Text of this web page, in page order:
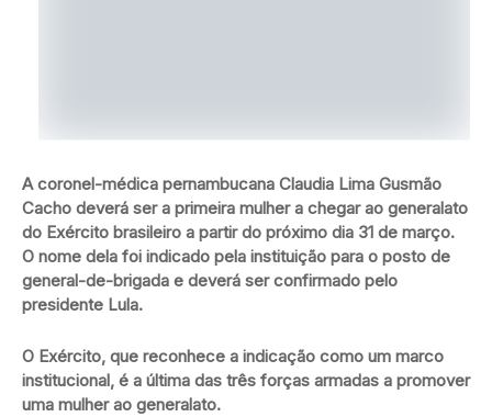
A coronel-médica pernambucana Claudia Lima Gusmão
Cacho deverá ser a primeira mulher a chegar ao generalato
do Exército brasileiro a partir do próximo dia 31 de março.
O nome dela foi indicado pela instituição para o posto de
general-de-brigada e deverá ser confirmado pelo
presidente Lula.
O Exército, que reconhece a indicação como um marco
institucional, é a última das três forças armadas a promover
uma mulher ao generalato.